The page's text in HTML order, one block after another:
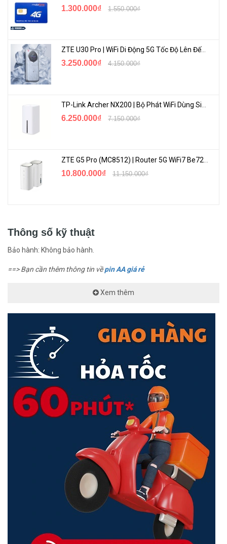
1.300.000₫ 1.550.000₫
ZTE U30 Pro | WiFi Di Động 5G Tốc Độ Lên Đến 500Mbps, Màn Hình Cảm Ứng
3.250.000₫ 4.150.000₫
6.250.000₫ 7.150.000₫
10.800.000₫ 11.150.000₫
Thông số kỹ thuật
Bảo hành: Không bảo hành.
==> Bạn cần thêm thông tin về pin AA giá rẻ
Xem thêm